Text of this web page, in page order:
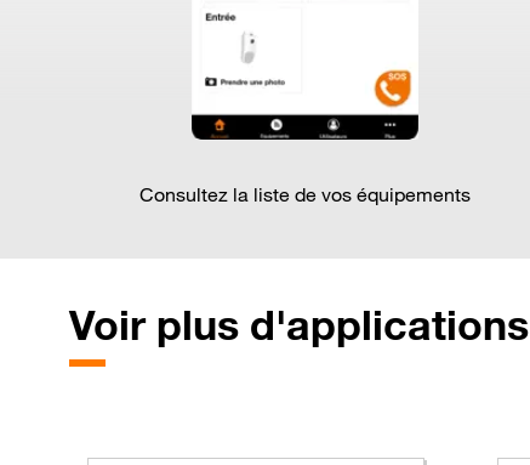
Consultez la liste de vos équipements
Voirplus d'applications